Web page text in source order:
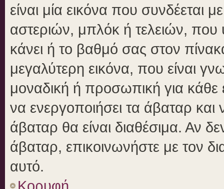
είναι μία εικόνα που
αστεριών, μπλόκ ή τελειών, που
κάνει ή το βαθμό σας στον
μεγαλύτερη εικόνα, που είναι
μοναδική ή προσωπική για κάθε
να ενεργοποιήσει τα άβαταρ και
άβαταρ θα είναι διαθέσιμα. Αν
άβαταρ, επικοινωνήστε με τον
αυτό.